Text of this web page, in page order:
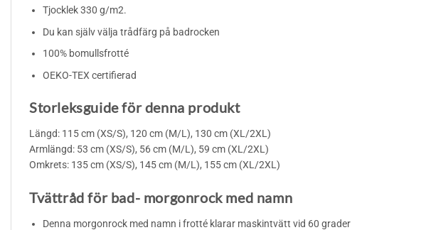
Tjocklek 330 g/m2.
Du kan själv välja trådfärg på badrocken
100% bomullsfrotté
OEKO-TEX certifierad
Storleksguide för denna produkt
Längd: 115 cm (XS/S), 120 cm (M/L), 130 cm (XL/2XL)
Armlängd: 53 cm (XS/S), 56 cm (M/L), 59 cm (XL/2XL)
Omkrets: 135 cm (XS/S), 145 cm (M/L), 155 cm (XL/2XL)
Tvättråd för bad- morgonrock med namn
Denna morgonrock med namn i frotté klarar maskintvätt vid 60 grader